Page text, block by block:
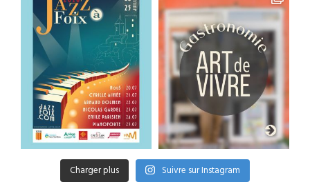
Charger plus Suivre sur Instagram